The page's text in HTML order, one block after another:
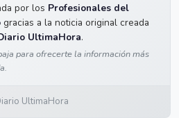
por los Profesionales del
gracias a la noticia original creada
UltimaHora.
para ofrecerte la información más
UltimaHora